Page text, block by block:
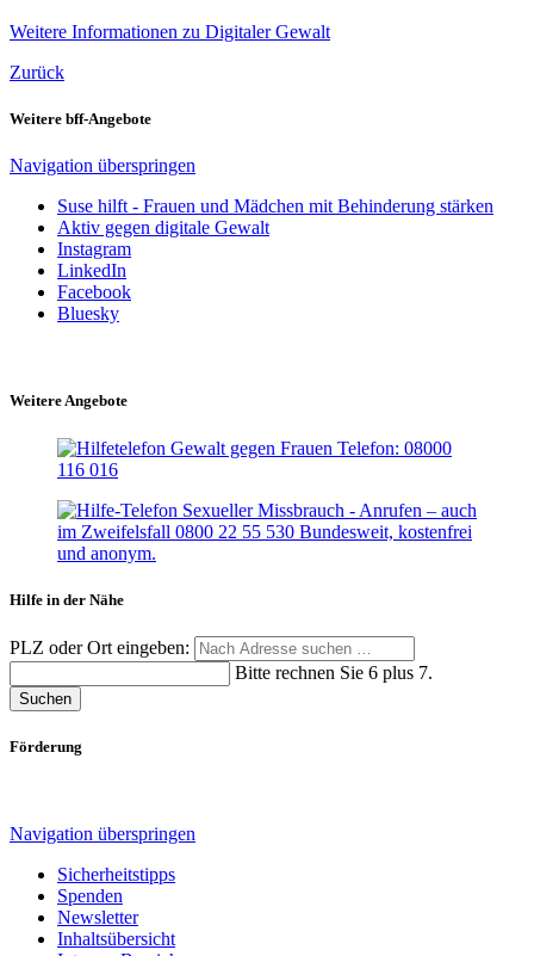
Weitere Informationen zu Digitaler Gewalt
Zurück
Weitere bff-Angebote
Navigation überspringen
Suse hilft - Frauen und Mädchen mit Behinderung stärken
Aktiv gegen digitale Gewalt
Instagram
LinkedIn
Facebook
Bluesky
Weitere Angebote
Hilfe in der Nähe
PLZ oder Ort eingeben:
Bitte rechnen Sie 6 plus 7.
Suchen
Förderung
Navigation überspringen
Sicherheitstipps
Spenden
Newsletter
Inhaltsübersicht